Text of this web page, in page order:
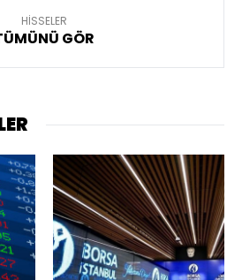
HİSSELER
GÖR